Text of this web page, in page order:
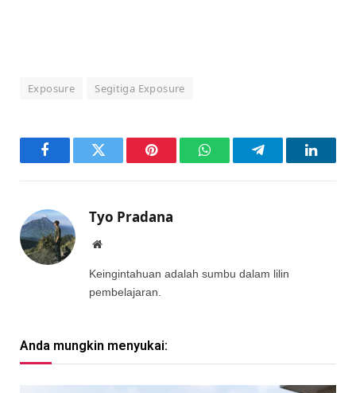
Exposure Segitiga Exposure
FacebookTwitter Pinterest WhatsAppTelegram
Tyo Pradana
Website
Keingintahuan adalah sumbu dalam lilin
pembelajaran.
Anda mungkin menyukai: